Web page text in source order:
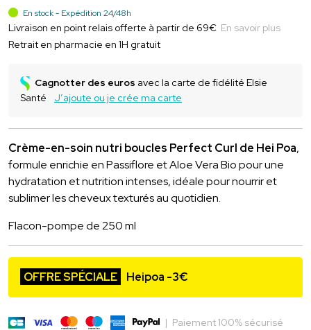
En stock - Expédition 24/48h
Livraison en point relais offerte à partir de 69€ En savoir plus
Retrait en pharmacie en 1H gratuit
Cagnotter des euros avec la carte de fidélité Elsie
Santé
J’ajoute ou je crée ma carte
Crème-en-soin nutri boucles Perfect Curl de Hei Poa,
formule enrichie en Passiflore et Aloe Vera Bio pour une
hydratation et nutrition intenses, idéale pour nourrir et
sublimer les cheveux texturés au quotidien.
Flacon-pompe de 250 ml
OFFRE SPÉCIALE Heipoa -3€
| Paiement 100% sécurisé